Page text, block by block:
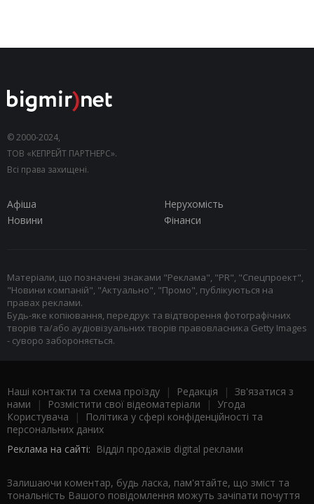
© 2000-2024,
ТОВ «КЕПРЕЙТ ПАРТНЕРС».
Всі права захищені.
Афіша
Нерухомість
Новини
Фінанси
Матеріали, що позначені знаками "Реклама", "PR", "Спецпроект",
"Новини компаній", "Актуально", "Промо", публікуються на
правах реклами.
Будь-яке копіювання, передрук та відтворення фотографічних
творів та/або аудіовізуальних творів правовласника Getty Images
- суворо забороняється.
Наші контакти та схема проїзду | Редакція | Зв'язатися з
нами | Розмістити свої відеоматеріали | Угода
Користувача |
Політика у сфері конфіденційності та
персональних даних
Реклама на сайті: Відділ продажів digital реклами
Залишаючи коментар, будь ласка, пам'ятайте, що зміст та
тональність Вашого повідомлення можуть зачіпати почуття